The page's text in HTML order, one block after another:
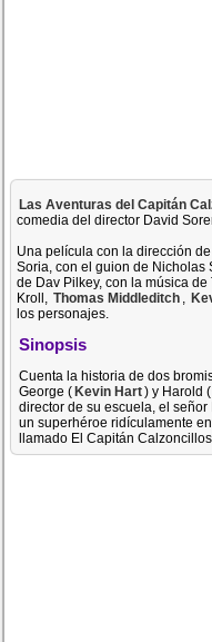
Las Aventuras del Capitán
comedia del director David
Una película con la dirección
Soria, con el guion de Nicholas
de Dav Pilkey, con la música
Kroll, Thomas Middleditch ,
los personajes.
Sinopsis
Cuenta la historia de dos
George (Kevin Hart) y Harold (
director de su escuela, el señor
un superhéroe ridículamente
llamado El Capitán